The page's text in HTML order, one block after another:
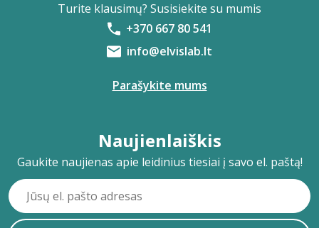
Turite klausimų? Susisiekite su mumis
+370 667 80 541
info@elvislab.lt
Parašykite mums
Naujienlaiškis
Gaukite naujienas apie leidinius tiesiai į savo el. paštą!